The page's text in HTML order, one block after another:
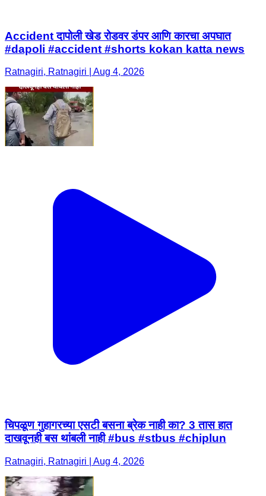
Accident दापोली खेड रोडवर डंपर आणि कारचा अपघात
#dapoli #accident #shorts kokan katta news
Ratnagiri, Ratnagiri | Aug 4, 2026
चिपळूण गुहागरच्या एसटी बसना ब्रेक नाही का? 3 तास हात
दाखवूनही बस थांबली नाही #bus #stbus #chiplun
Ratnagiri, Ratnagiri | Aug 4, 2026